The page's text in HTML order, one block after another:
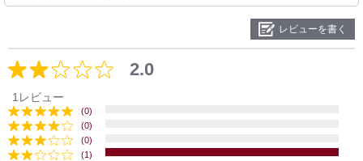
レビューを書く
2.0
1レビュー
(0)
(0)
(0)
(1)